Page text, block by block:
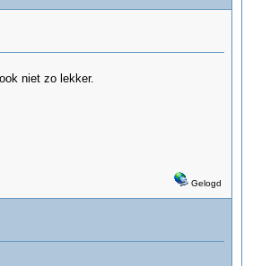
niet zo lekker.
Gelogd